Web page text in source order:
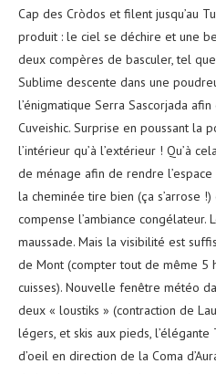
Cap des Cròdos et filent jusqu’au
produit : le ciel se déchire et une
deux compères de basculer, tel
Sublime descente dans une
l’énigmatique Serra Sascorjada
Cuveishic. Surprise en poussant la
l’intérieur qu’à l’extérieur ! Qu’à
de ménage afin de rendre
la cheminée tire bien (ça s’arrose
compense l’ambiance
maussade. Mais la visibilité est
de Mont (compter tout de même 5
cuisses). Nouvelle fenêtre météo
deux « loustiks » (contraction de
légers, et skis aux pieds,
d’oeil en direction de la Coma